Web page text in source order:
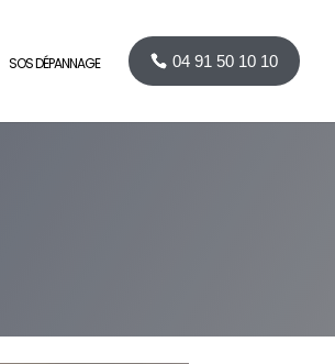
SOS DÉPANNAGE 04 91 50 10 10